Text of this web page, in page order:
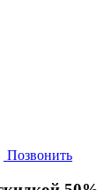
Позвонить